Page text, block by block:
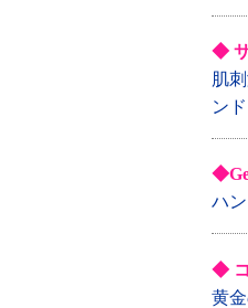
◆
肌
ンド
ハ
◆
黄